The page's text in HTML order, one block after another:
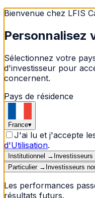
Bienvenue chez LFIS
Personnalisez
Sélectionnez votre
d'investisseur pour
concernent.
Pays de résidence
France▾
J'ai lu et j'accepte
d'Utilisation.
Institutionnel → Investisseurs
Particulier→ Investisseurs
Les performances
résultats futurs.